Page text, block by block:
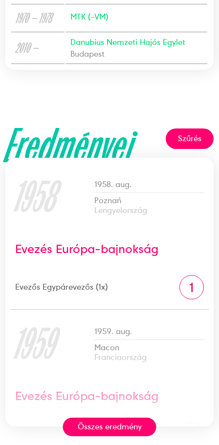
1970 — 1978 MTK (-VM)
2010 —
Danubius Nemzeti Hajós Egylet
Budapest
Eredményei Szűrés
1958
1958. aug.
Poznań
Lengyelország
Evezés Európa-bajnokság
Evezős Egypárevezős (1x) 1
1959
1959. aug.
Macon
Franciaország
Evezés Európa-bajnokság
Evezős Egypárevezős (1x)
Összes eredmény